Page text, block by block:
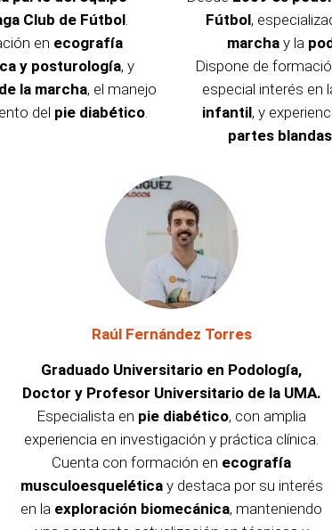
Club de Fútbol.
en ecografía
y posturología, y
la marcha, el manejo
del pie diabético.
Fútbol,
marcha y la
Dispone de
especial interés en
infantil, y
partes blandas
Raúl Fernández Torres
Graduado Universitario en Podología,
Doctor y Profesor Universitario de la UMA.
Especialista en pie diabético, con amplia
experiencia en investigación y práctica clínica.
Cuenta con formación en ecografía
musculoesqueléticay destaca por su interés
en la exploración biomecánica, manteniendo